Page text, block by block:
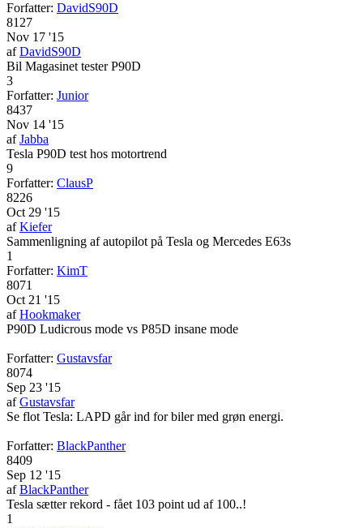
Forfatter: DavidS90D
8127
Nov 17 '15
afDavidS90D
Bil Magasinet tester P90D
3
Forfatter: Junior
8437
Nov 14 '15
afJabba
Tesla P90D test hos motortrend
9
Forfatter: ClausP
8226
Oct 29 '15
afKiefer
Sammenligning af autopilot på Tesla og Mercedes E63s
1
Forfatter: KimT
8071
Oct 21 '15
afHookmaker
P90D Ludicrous mode vs P85D insane mode
Forfatter: Gustavsfar
8074
Sep 23 '15
afGustavsfar
Se flot Tesla: LAPD går ind for biler med grøn energi.
Forfatter: BlackPanther
8409
Sep 12 '15
afBlackPanther
Tesla sætter rekord - fået 103 point ud af 100..!
1